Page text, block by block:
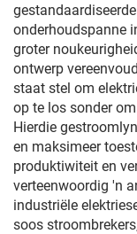
onderhoudspanne
groter
ontwerp
staat stel om
op te los sonder
Hierdie
en maksimeer
produktiwiteit en
verteenwoordig 'n
industriële
soos